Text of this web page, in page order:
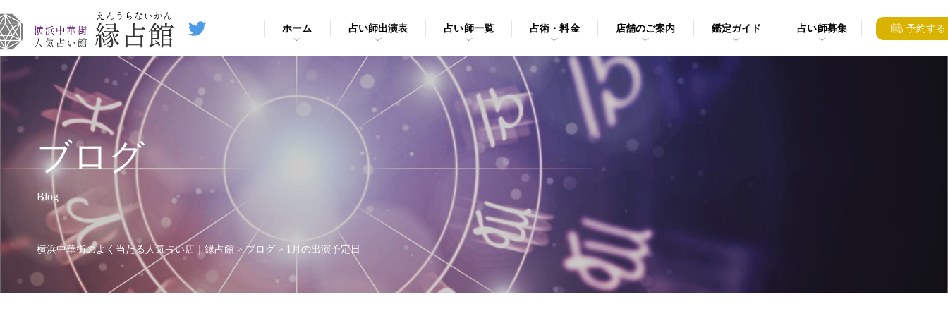
ホーム 占い師出演表 占い師一覧 占術・料金 店舗のご案内 鑑定ガイド 占い師募集 予約する
ブログ
Blog
横浜中華街のよく当たる人気占い店｜縁占館 >ブログ > 1月の出演予定日